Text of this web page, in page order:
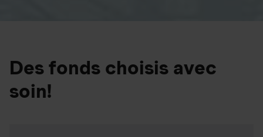
Des fonds choisis avec
soin!